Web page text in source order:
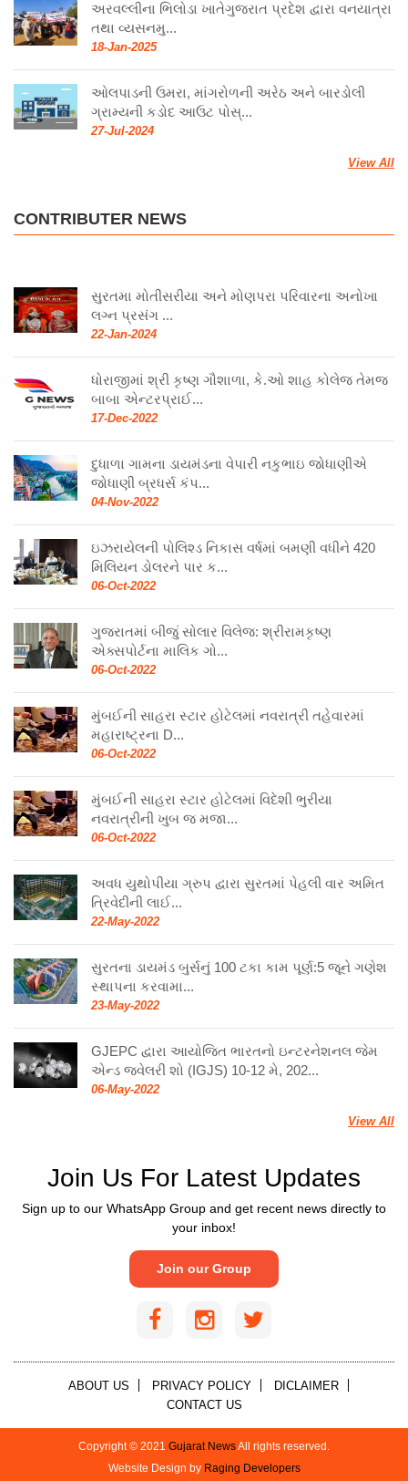
અરવલ્લીના ભિલોડા ખાતેગુજરાત પ્રદેશ દ્વારા વનયાત્રા
તથા વ્યસનમુ...
18-Jan-2025
ઓલપાડની ઉમરા, માંગરોળની અરેઠ અને બારડોલી
ગ્રામ્યની કડોદ આઉટ પોસ્...
27-Jul-2024
View All
CONTRIBUTER NEWS
સુરતમા મોતીસરીયા અને મોણપરા પરિવારના અનોખા
લગ્ન પ્રસંગ ...
22-Jan-2024
ધોરાજીમાં શ્રી કૃષ્ણ ગૌશાળા, કે.ઓ શાહ કોલેજ તેમજ
બાબા એન્ટરપ્રાઈ...
17-Dec-2022
દુધાળા ગામના ડાયમંડના વેપારી નકુભાઇ જોધાણીએ
જોધાણી બ્રધર્સ કંપ...
04-Nov-2022
ઇઝરાયેલની પોલિશ્ડ નિકાસ વર્ષમાં બમણી વધીને 420
મિલિયન ડોલરને પાર ક...
06-Oct-2022
ગુજરાતમાં બીજું સોલાર વિલેજ: શ્રીરામકૃષ્ણ
એક્સપોર્ટના માલિક ગો...
06-Oct-2022
મુંબઈની સાહરા સ્ટાર હોટેલમાં નવરાત્રી તહેવારમાં
મહારાષ્ટ્રના D...
06-Oct-2022
મુંબઈની સાહરા સ્ટાર હોટેલમાં વિદેશી ભુરીયા
નવરાત્રીની ખુબ જ મજા...
06-Oct-2022
અવધ યુથોપીયા ગ્રુપ દ્વારા સુરતમાં પેહલી વાર અમિત
ત્રિવેદીની લાઈ...
22-May-2022
સુરતના ડાયમંડ બુર્સનું 100 ટકા કામ પૂર્ણ:5 જૂને ગણેશ
સ્થાપના કરવામા...
23-May-2022
GJEPC દ્વારા આયોજિત ભારતનો ઇન્ટરનેશનલ જેમ
એન્ડ જ્વેલરી શો (IGJS) 10-12 મે, 202...
06-May-2022
View All
Join Us For Latest Updates
Sign up to our WhatsApp Group and get recent news directly to
your inbox!
Join our Group
ABOUT US PRIVACY POLICY
DICLAIMER
CONTACT US
Copyright © 2021 Gujarat NewsAll rights reserved.
Website Design by Raging Developers